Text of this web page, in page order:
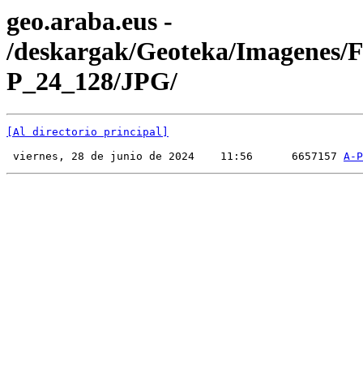
geo.araba.eus -
/deskargak/Geoteka/Imagenes/
P_24_128/JPG/
[Al directorio principal]
viernes, 28 de junio de 2024    11:56      6657157 A-